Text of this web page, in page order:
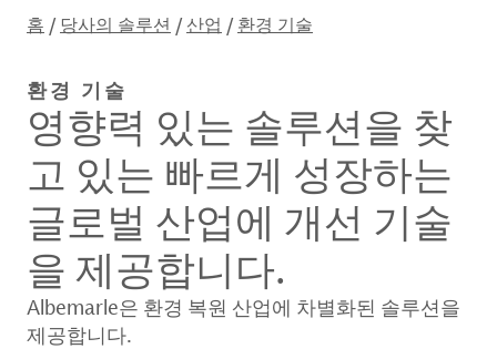
홈 / 당사의 솔루션 / 산업 / 환경 기술
환경 기술
영향력 있는 솔루션을 찾
고 있는 빠르게 성장하는
글로벌 산업에 개선 기술
을 제공합니다.
Albemarle은 환경 복원 산업에 차별화된 솔루션을
제공합니다.